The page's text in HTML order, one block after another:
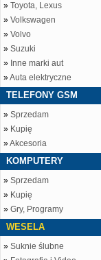
» Toyota, Lexus
» Volkswagen
» Volvo
» Suzuki
» Inne marki aut
»Auta elektryczne
TELEFONY GSM
» Sprzedam
» Kupię
»Akcesoria
KOMPUTERY
» Sprzedam
» Kupię
» Gry, Programy
WESELA
» Suknie ślubne